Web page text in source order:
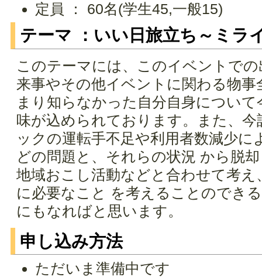
定員 ： 60名(学生45,一般15)
テーマ ：いい日旅立ち～ミラ
このテーマには、このイベントで
来事やその他イベントに関わる物
まり知らなかった自分自身につい
味が込められております。また、
ックの運転手不足や利用者数減少
どの問題と、それらの状況 から脱
地域おこし活動などと合わせて考
に必要なこと を考えることのでき
にもなればと思います。
申し込み方法
ただいま準備中です